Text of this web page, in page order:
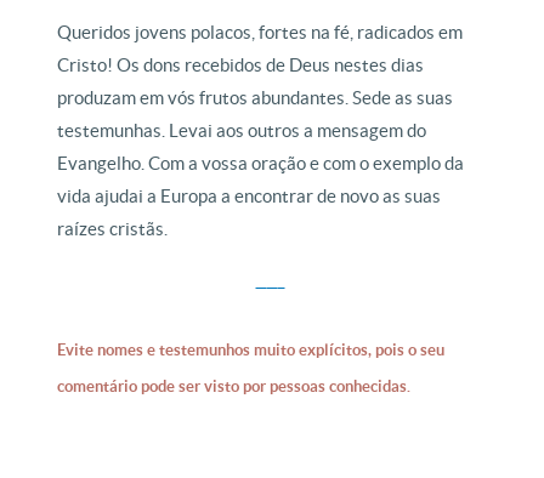
Queridos jovens polacos, fortes na fé, radicados em
Cristo! Os dons recebidos de Deus nestes dias
produzam em vós frutos abundantes. Sede as suas
testemunhas. Levai aos outros a mensagem do
Evangelho. Com a vossa oração e com o exemplo da
vida ajudai a Europa a encontrar de novo as suas
raízes cristãs.
Evite nomes e testemunhos muito explícitos, pois o seu
comentário pode ser visto por pessoas conhecidas.